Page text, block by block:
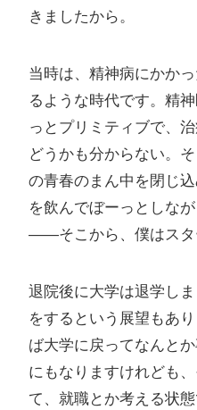
きましたから。
当時は、精神病にかか
るような時代です。精
っとプリミティブで、
どうかも分からない。
の青春のまん中を閉じ
を飲んでぼーっとしな
――そこから、僕はスタ
退院後に大学は退学し
をするという展望もあ
ば大学に戻ってなんと
にもなりますけれども
て、就職とか考える状